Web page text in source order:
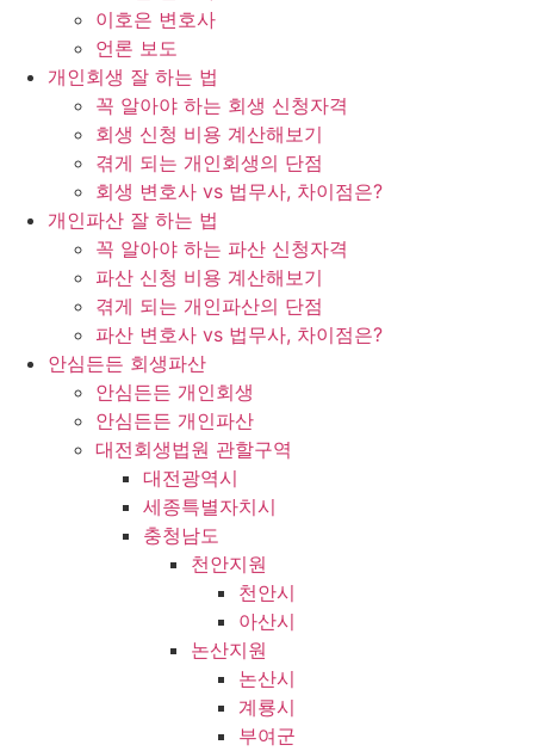
이호은 변호사
언론 보도
개인회생 잘 하는 법
꼭 알아야 하는 회생 신청자격
회생 신청 비용 계산해보기
겪게 되는 개인회생의 단점
회생 변호사 vs 법무사, 차이점은?
개인파산 잘 하는 법
꼭 알아야 하는 파산 신청자격
파산 신청 비용 계산해보기
겪게 되는 개인파산의 단점
파산 변호사 vs 법무사, 차이점은?
안심든든 회생파산
안심든든 개인회생
안심든든 개인파산
대전회생법원 관할구역
대전광역시
세종특별자치시
충청남도
천안지원
천안시
아산시
논산지원
논산시
계룡시
부여군